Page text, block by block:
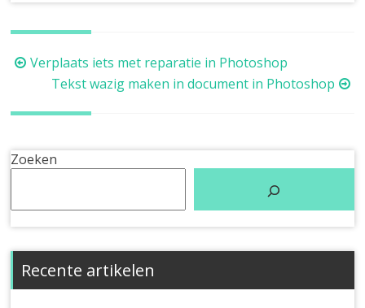
Berichtnavigatie
Verplaats iets met reparatie in Photoshop
Tekst wazig maken in document in Photoshop
Zoeken
Recente artikelen